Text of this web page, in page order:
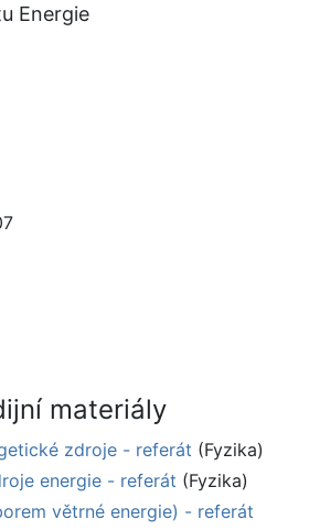
Energie
materiály
zdroje - referát (Fyzika)
energie - referát (Fyzika)
větrné energie) - referát